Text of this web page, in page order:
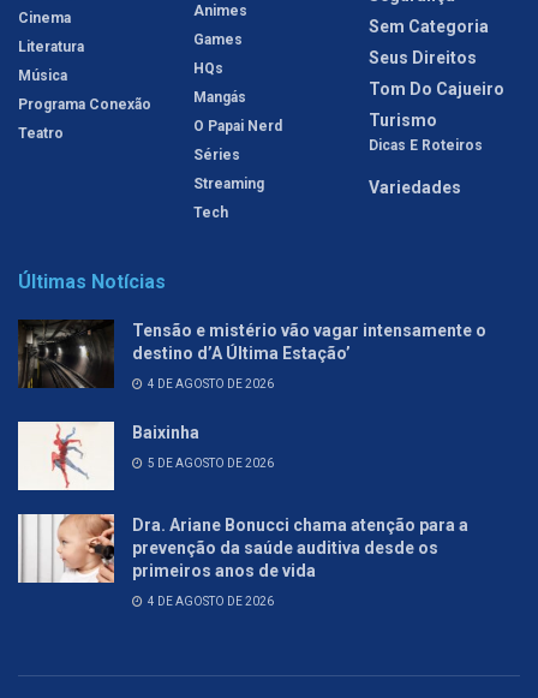
Cinema
Literatura
Música
Programa Conexão
Teatro
Animes
Games
HQs
Mangás
O Papai Nerd
Séries
Streaming
Tech
Sem Categoria
Seus Direitos
Tom Do Cajueiro
Turismo
Dicas E Roteiros
Variedades
Últimas Notícias
Tensão e mistério vão vagar intensamente o
destino d’A Última Estação’
4 DE AGOSTO DE 2026
Baixinha
5 DE AGOSTO DE 2026
Dra. Ariane Bonucci chama atenção para a
prevenção da saúde auditiva desde os
primeiros anos de vida
4 DE AGOSTO DE 2026